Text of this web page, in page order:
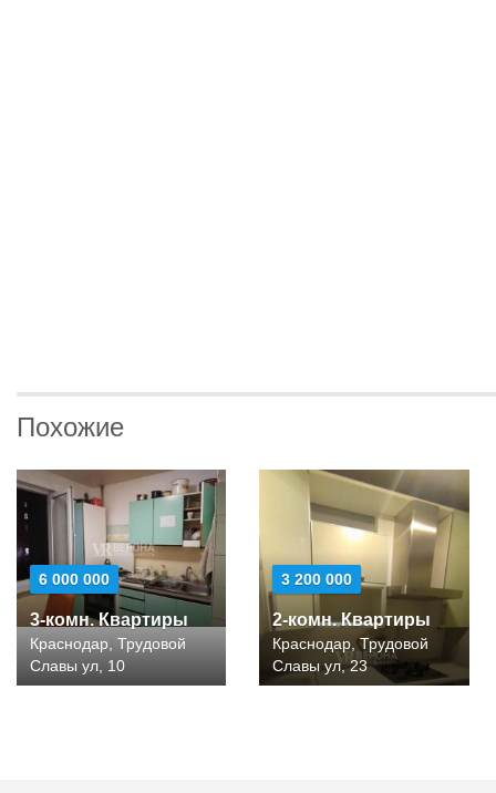
Похожие
6 000 000
3-комн. Квартиры
Краснодар, Трудовой
Славы ул, 10
3 200 000
2-комн. Квартиры
Краснодар, Трудовой
Славы ул, 23